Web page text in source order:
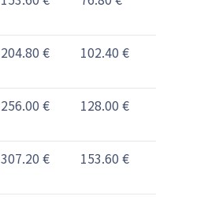
204.80 € 102.40 €
256.00 € 128.00 €
307.20 € 153.60 €